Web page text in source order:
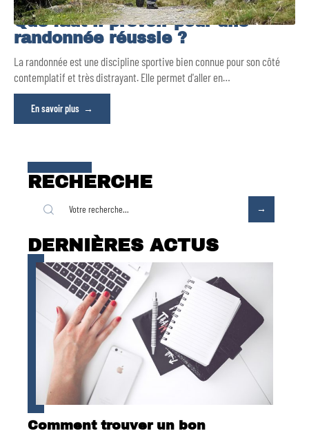
Que faut-il prévoir pour une
randonnée réussie ?
La randonnée est une discipline sportive bien connue pour son côté
contemplatif et très distrayant. Elle permet d'aller en…
En savoir plus
RECHERCHE
DERNIÈRES ACTUS
Comment trouver un bon